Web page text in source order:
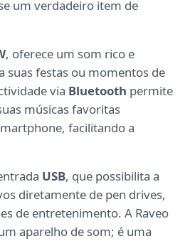
um verdadeiro item de
, oferece um som rico e
suas festas ou momentos de
via Bluetooth permite
músicas favoritas
facilitando a
USB, que possibilita a
diretamente de pen drives,
de entretenimento. A Raveo
aparelho de som; é uma